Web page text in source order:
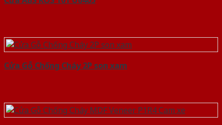
Cửa Gỗ Chống Cháy 2P son xam